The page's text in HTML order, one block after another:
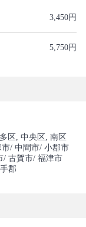
3,450円
5,750円
区 , 中央区 , 南区
市/ 中間市/ 小郡市
/ 古賀市/ 福津市
郡